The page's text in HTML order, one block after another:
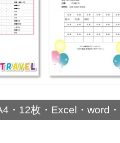
・12枚・Excel・word